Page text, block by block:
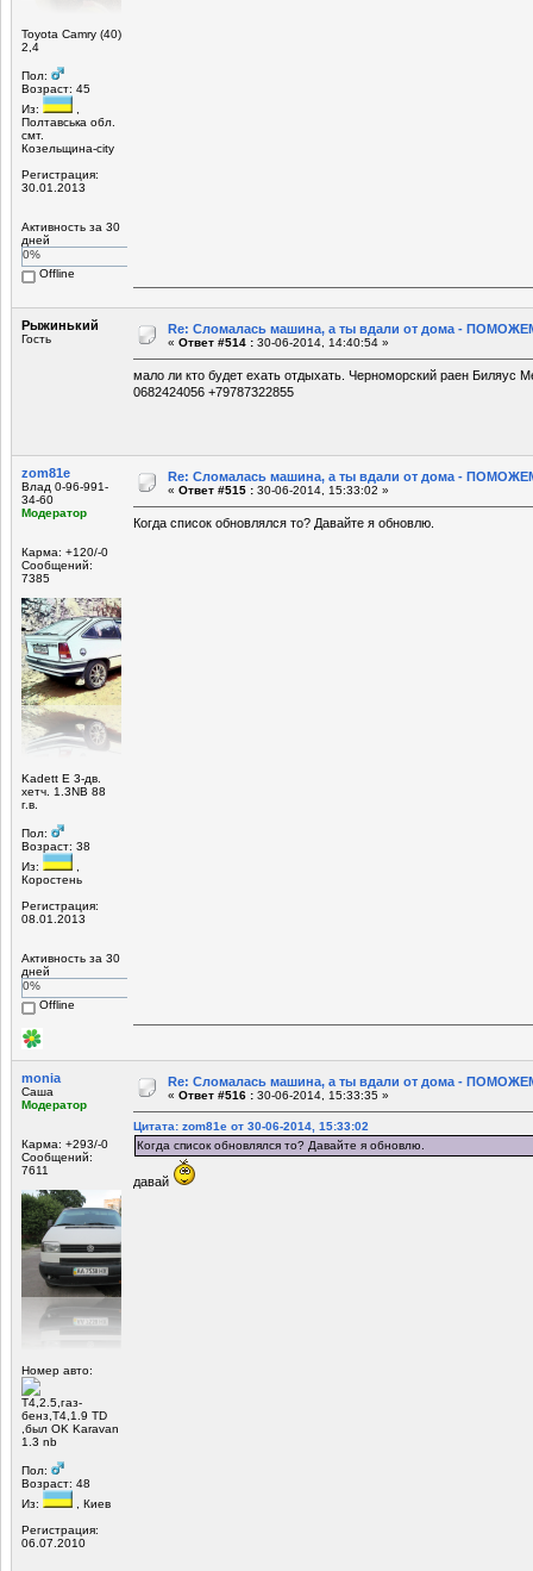
Toyota Camry (40)
2,4
Пол:
Возраст: 45
Из:
Полтавська обл.
смт.
Козельщина-city
Регистрация:
30.01.2013
Активность за 30
дней
0%
Offline
Рыжинький
Гость
Re: Сломалась машина, а ты вдали от дома -
« Ответ #514 : 30-06-2014, 14:40:54 »
мало ли кто будет ехать отдыхать. Черноморский раен Биляус
0682424056 +79787322855
zom81e
Влад 0-96-991-
34-60
Модератор
Карма: +120/-0
Сообщений:
7385
Kadett E 3-дв.
хетч. 1.3NB 88
г.в.
Пол:
Возраст: 38
Из:
Коростень
Регистрация:
08.01.2013
Активность за 30
дней
0%
Offline
Re: Сломалась машина, а ты вдали от дома -
« Ответ #515 : 30-06-2014, 15:33:02 »
Когда список обновлялся то? Давайте я обновлю.
monia
Саша
Модератор
Карма: +293/-0
Сообщений:
7611
Номер авто:
Т4,2.5,газ-
бенз,Т4,1.9 TD
,был OK Karavan
1.3 nb
Пол:
Возраст: 48
Из:
, Киев
Регистрация:
06.07.2010
Re: Сломалась машина, а ты вдали от дома -
« Ответ #516 : 30-06-2014, 15:33:35 »
Цитата: zom81e от 30-06-2014, 15:33:02
Когда список обновлялся то? Давайте я обновлю.
давай